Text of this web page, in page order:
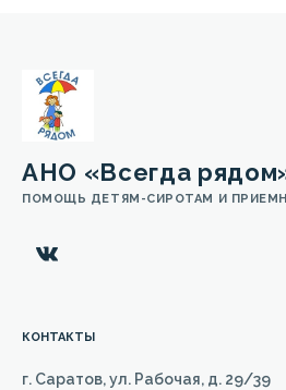
АНО «Всегда
ПОМОЩЬ ДЕТЯМ-СИРОТАМ И
КОНТАКТЫ
г. Саратов, ул. Рабочая, д. 29/39